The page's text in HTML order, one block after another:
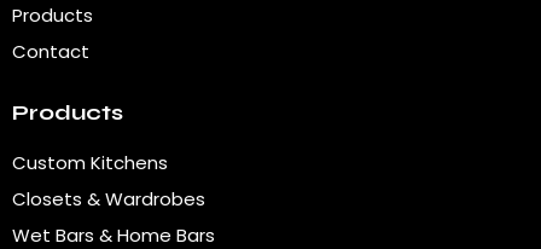
Products
Contact
Products
Custom Kitchens
Closets & Wardrobes
Wet Bars & Home Bars